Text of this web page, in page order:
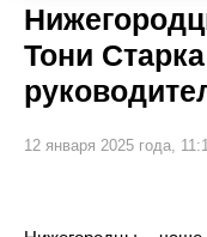
Тони
12 января 2025 года,